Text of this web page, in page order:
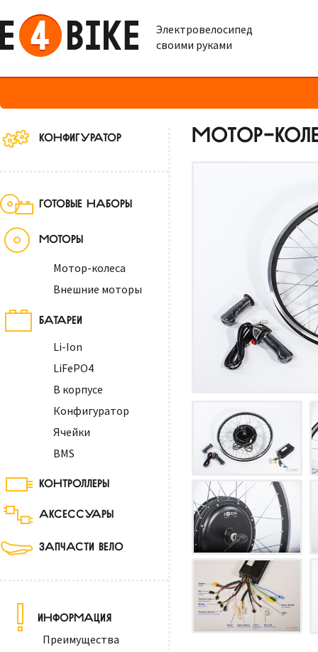
Электровелосипед
своими руками
КОНФИГУРАТОР
ГОТОВЫЕ НАБОРЫ
МОТОРЫ
Мотор-колеса
Внешние моторы
БАТАРЕИ
Li-Ion
LiFePO4
В корпусе
Конфигуратор
Ячейки
BMS
КОНТРОЛЛЕРЫ
АКСЕССУАРЫ
ЗАПЧАСТИ ВЕЛО
ИНФОРМАЦИЯ
Преимущества
МОТОР-